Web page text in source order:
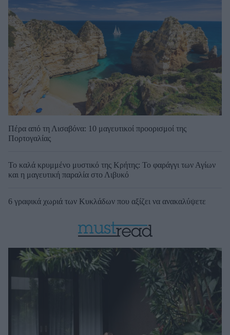
Πέρα από τη Λισαβόνα: 10 μαγευτικοί προορισμοί της
Πορτογαλίας
Το καλά κρυμμένο μυστικό της Κρήτης: Το φαράγγι των Αγίων
και η μαγευτική παραλία στο Λιβυκό
6 γραφικά χωριά των Κυκλάδων που αξίζει να ανακαλύψετε